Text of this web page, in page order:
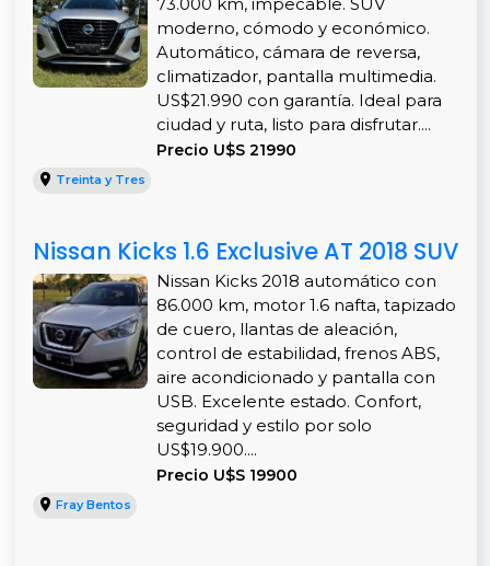
moderno, cómodo y económico.
Automático, cámara de reversa,
climatizador, pantalla multimedia.
US$21.990 con garantía. Ideal para
ciudad y ruta, listo para disfrutar....
Precio U$S 21990
Treinta y Tres
Nissan Kicks 1.6 Exclusive AT 2018 SUV
Nissan Kicks 2018 automático con
86.000 km, motor 1.6 nafta, tapizado
de cuero, llantas de aleación,
control de estabilidad, frenos ABS,
aire acondicionado y pantalla con
USB. Excelente estado. Confort,
seguridad y estilo por solo
US$19.900....
Precio U$S 19900
Fray Bentos